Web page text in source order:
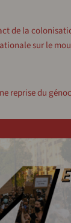
de la
sur le
reprise du